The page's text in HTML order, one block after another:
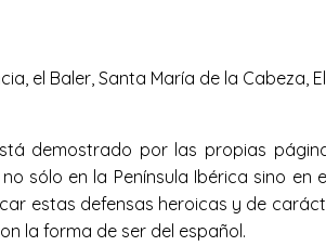
el Baler, Santa María de la Cabeza,
demostrado por las propias
sólo en la Península Ibérica sino en
estas defensas heroicas y de
la forma de ser del español.